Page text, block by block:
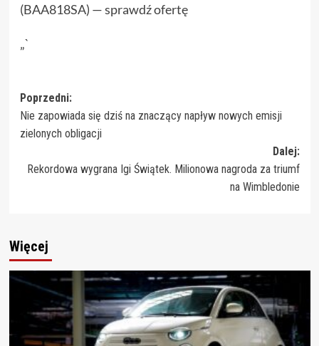
(BAA818SA) — sprawdź ofertę
„`
Zobacz
wpisy
Poprzedni:
Nie zapowiada się dziś na znaczący napływ nowych emisji
zielonych obligacji
Dalej:
Rekordowa wygrana Igi Świątek. Milionowa nagroda za triumf
na Wimbledonie
Więcej